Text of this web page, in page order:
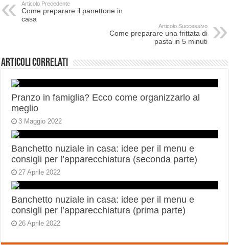
Articolo Precedente
Come preparare il panettone in
casa
Articolo Successivo
Come preparare una frittata di
pasta in 5 minuti
Articoli correlati
Pranzo in famiglia? Ecco come organizzarlo al
meglio
3 Maggio 2022
Banchetto nuziale in casa: idee per il menu e
consigli per l’apparecchiatura (seconda parte)
27 Aprile 2022
Banchetto nuziale in casa: idee per il menu e
consigli per l’apparecchiatura (prima parte)
26 Aprile 2022